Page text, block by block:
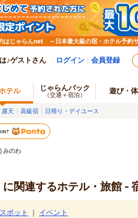
はじゃらんnet ～日本最大級の宿・ホテル予約
♪ゲストさん ログイン 会員登録
テル じゃらんパック
（交通＋宿泊） 遊び・
露天 高級宿 日帰り・デイユース
みのわ
関連するホテル・旅館 -
ポット
イベント